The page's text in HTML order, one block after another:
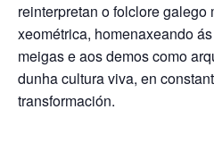
reinterpretan o folclore galego
xeométrica, homenaxeando ás
meigas e aos demos como
dunha cultura viva, en
transformación.